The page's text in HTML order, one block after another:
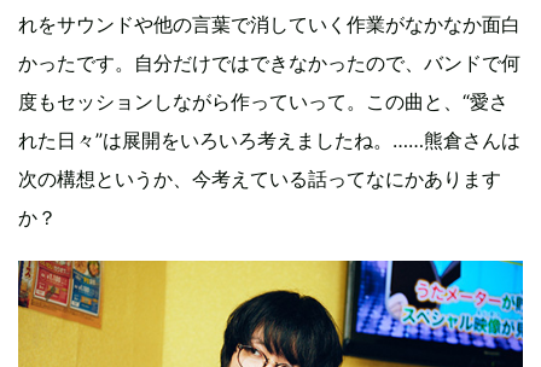
れをサウンドや他の言葉で消していく作業がなかなか面白
かったです。自分だけではできなかったので、バンドで何
度もセッションしながら作っていって。この曲と、“愛さ
れた日々”は展開をいろいろ考えましたね。……熊倉さんは
次の構想というか、今考えている話ってなにかあります
か？